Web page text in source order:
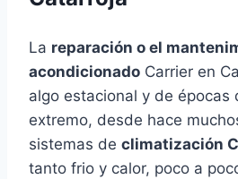
La reparación o el
acondicionado Carrier en
algo estacional y de épocas
extremo, desde hace
sistemas de climatización
tanto frio y calor, poco a